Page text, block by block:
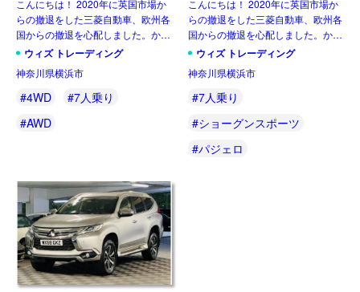
Auto 2.4D 8AT 7人乗り 右ハ
ンドル
こんにちは！ 2020年に英国市場か
らの撤退をした三菱自動車、欧州各
国からの撤退を心配しました。かろ
うじて、新車販売を行っている国も
のルノー キャプチャーのOEMで三
菱ASX、ルノー クリ […]
ウィズ トレーディング
神奈川県横浜市
#4WD
#7人乗り
#AWD
ツ(パジェロスポーツ) 4
Auto 2.4D 8AT 7人乗り 右ハ
ンドル
こんにちは！ 2020年に英国市場か
らの撤退をした三菱自動車、欧州各
国からの撤退を心配しました。かろ
うじて、新車販売を行っている国も
のルノー キャプチャーのOEMで三
菱ASX、ルノー クリ […]
ウィズ トレーディング
神奈川県横浜市
#7人乗り
#ショーグンスポーツ
#パジェロ